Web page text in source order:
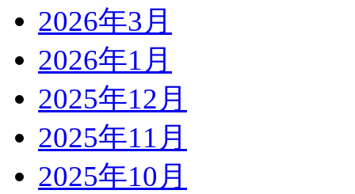
2026年3月
2026年1月
2025年12月
2025年11月
2025年10月